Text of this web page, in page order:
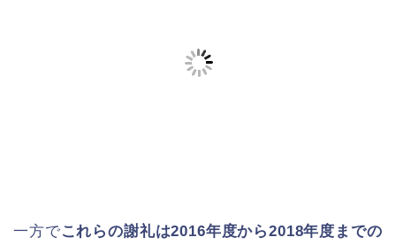
一方でこれらの謝礼は2016年度から2018年度までの